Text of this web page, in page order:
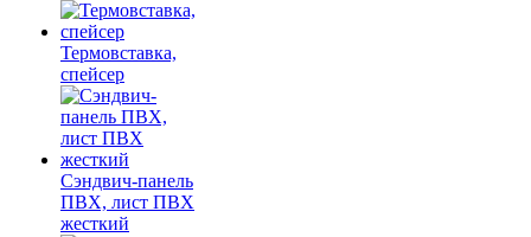
Термовставка,
спейсер
Сэндвич-панель
ПВХ, лист ПВХ
жесткий